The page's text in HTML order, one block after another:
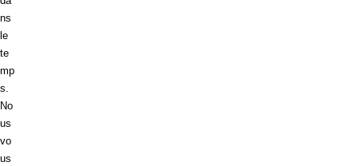
ns
le
te
mp
s.
No
us
vo
us